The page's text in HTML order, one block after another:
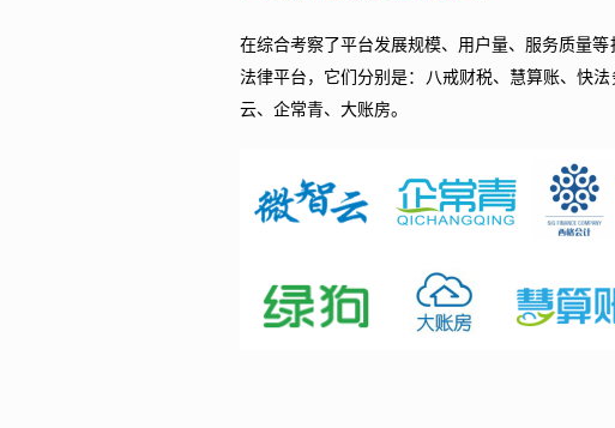
在综合考察了平台发展规模、用户量、服务质量
法律平台，它们分别是：八戒财税、慧算账、快
云、企常青、大账房。